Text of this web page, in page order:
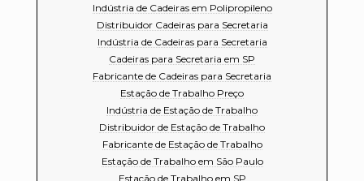
Indústria de Cadeiras em Polipropileno
Distribuidor Cadeiras para Secretaria
Indústria de Cadeiras para Secretaria
Cadeiras para Secretaria em SP
Fabricante de Cadeiras para Secretaria
Estação de Trabalho Preço
Indústria de Estação de Trabalho
Distribuidor de Estação de Trabalho
Fabricante de Estação de Trabalho
Estação de Trabalho em São Paulo
Estação de Trabalho em SP